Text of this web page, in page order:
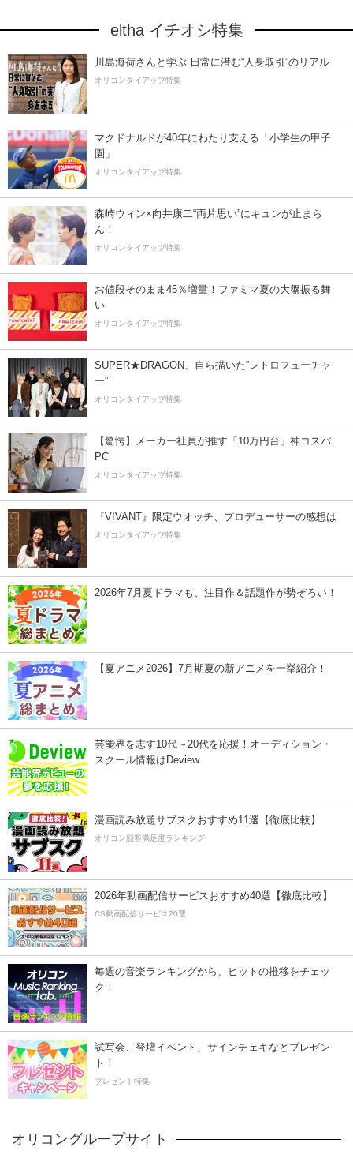
eltha イチオシ特集
川島海荷さんと学ぶ 日常に潜む“人身取引”のリアル
オリコンタイアップ特集
マクドナルドが40年にわたり支える「小学生の甲子
園」
オリコンタイアップ特集
森崎ウィン×向井康二“両片思い”にキュンが止まら
ん！
オリコンタイアップ特集
お値段そのまま45％増量！ファミマ夏の大盤振る舞
い
オリコンタイアップ特集
SUPER★DRAGON、自ら描いた”レトロフューチャ
ー”
オリコンタイアップ特集
【驚愕】メーカー社員が推す「10万円台」神コスパ
PC
オリコンタイアップ特集
『VIVANT』限定ウオッチ、プロデューサーの感想は
オリコンタイアップ特集
2026年7月夏ドラマも、注目作＆話題作が勢ぞろい！
【夏アニメ2026】7月期夏の新アニメを一挙紹介！
芸能界を志す10代～20代を応援！オーディション・
スクール情報はDeview
漫画読み放題サブスクおすすめ11選【徹底比較】
オリコン顧客満足度ランキング
2026年動画配信サービスおすすめ40選【徹底比較】
CS動画配信サービス20選
毎週の音楽ランキングから、ヒットの推移をチェッ
ク！
試写会、登壇イベント、サインチェキなどプレゼン
ト！
プレゼント特集
オリコングループサイト